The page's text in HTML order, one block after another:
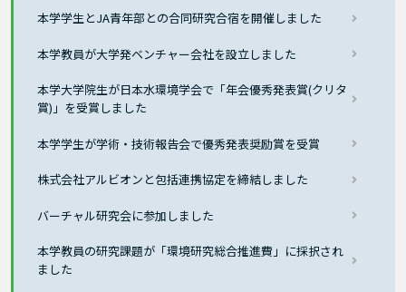
本学学生とJA青年部との合同研究合宿を開催しました
本学教員が大学発ベンチャー会社を設立しました
本学大学院生が日本水環境学会で「年会優秀発表賞(クリタ
賞)」を受賞しました
本学学生が学術・技術報告会で優秀発表奨励賞を受賞
株式会社アルビオンと包括連携協定を締結しました
バーチャル研究会に参加しました
本学教員の研究課題が「環境研究総合推進費」に採択され
ました